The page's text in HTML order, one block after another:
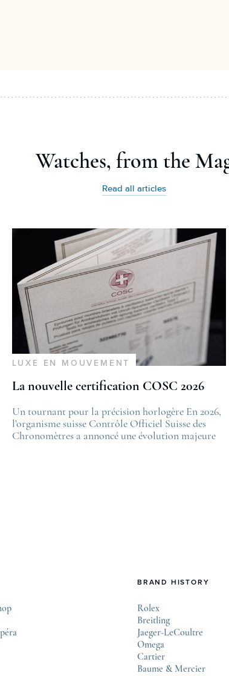
Watches, from the
Read all articles
Rolex Watches & Wonders 2026
on
LUXE EN MOUVEMENT
La nouvelle certification COSC 2026
Un tournant pour la précision horlogère En 2026,
l’organisme suisse Contrôle Officiel Suisse des
Chronomètres a annoncé une évolution majeure
BRAND HISTORY
Rolex
Breitling
Jaeger-LeCoultre
Omega
Cartier
Baume & Mercier